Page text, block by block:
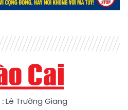
: Lê Trường Giang